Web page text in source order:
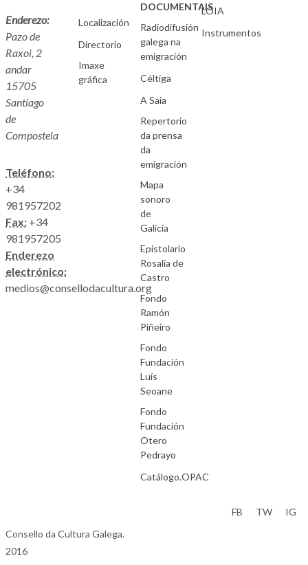
Enderezo:
Pazo de
Raxoi, 2
andar
15705
Santiago
de
Compostela
Teléfono:
+34
981957202
Fax: +34
981957205
Enderezo
electrónico:
medios@consellodacultura.org
Localización
Directorio
Imaxe
gráfica
DOCUMENTAIS
Radiodifusión
galega na
emigración
Céltiga
A Saia
Repertorio
da prensa
da
emigración
Mapa
sonoro
de
Galicia
Epistolario
Rosalía de
Castro
Fondo
Ramón
Piñeiro
Fondo
Fundación
Luís
Seoane
Fondo
Fundación
Otero
Pedrayo
Catálogo.OPAC
LOIA
Instrumentos
Consello da Cultura Galega.
2016
FB TW IG